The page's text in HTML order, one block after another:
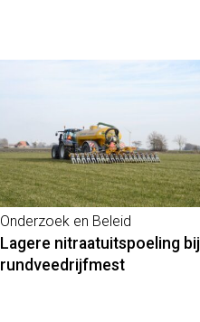
Onderzoek en Beleid
Lagere nitraatuitspoeling bij
rundveedrijfmest